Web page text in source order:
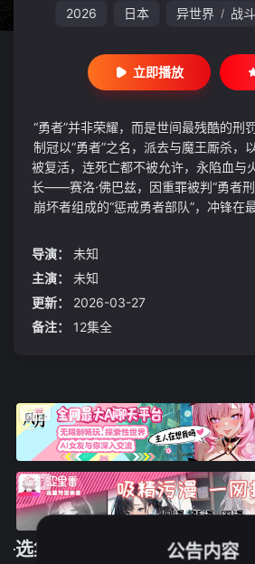
2026 日本 异世界 / 战斗
立即播放
“勇者”并非荣耀，而是世间最残酷的刑
制冠以“勇者”之名，派去与魔王厮杀，
被复活，连死亡都不被允许，永陷血与
长——赛洛·佛巴兹，因重罪被判“勇者
崩坏者组成的“惩戒勇者部队”，冲锋在
女神”——提欧莉塔。“若你能歼敌凯旋
神缔结契约，投身绝望世界的激烈纷争
伴，最惨勇者开启复仇
导演：
未知
主演：
未知
更新：
2026-03-27
备注：
12集全
选集播放 公告内容